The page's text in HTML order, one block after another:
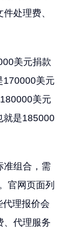
处理费、
美元捐款
170000美元
美元
就是185000
准组合，需
官网页面列
理报价会
、代理服务